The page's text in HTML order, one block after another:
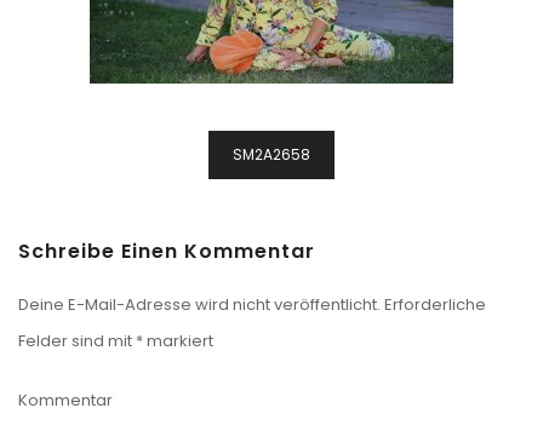
BeitragsnavigationSM2A2658
Schreibe Einen Kommentar
Deine E-Mail-Adresse wird nicht veröffentlicht. Erforderliche
Felder sind mit *markiert
Kommentar